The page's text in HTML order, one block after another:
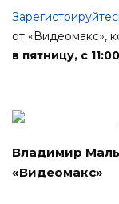
от «Видеомакс»,
в пятницу, с
Владимир
«Видеомакс»